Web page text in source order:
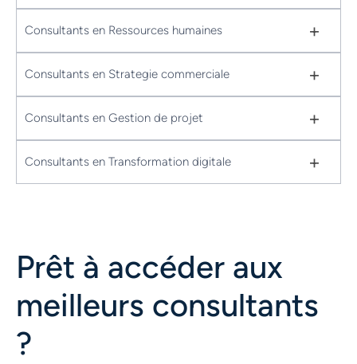
Consultants en Ressources humaines +
Consultants en Strategie commerciale +
Consultants en Gestion de projet +
Consultants en Transformation digitale +
Prêt à accéder aux
meilleurs consultants
?